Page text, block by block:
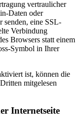
vertraulicher
Daten oder
senden, eine SSL-
Verbindung
Browsers statt einem
Symbol in Ihrer
ist, können die
mitgelesen
Internetseite